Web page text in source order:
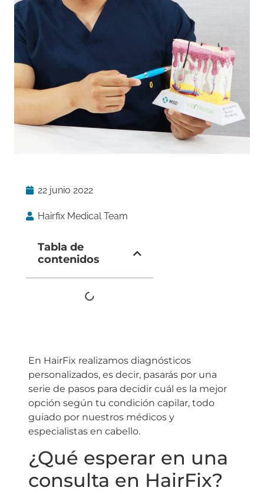
22 junio 2022
Hairfix Medical Team
Tabla de
contenidos
En HairFix realizamos diagnósticos
personalizados, es decir, pasarás por una
serie de pasos para decidir cuál es la mejor
opción según tu condición capilar, todo
guiado por nuestros médicos y
especialistas en cabello.
¿Qué esperar en una
consulta en HairFix?